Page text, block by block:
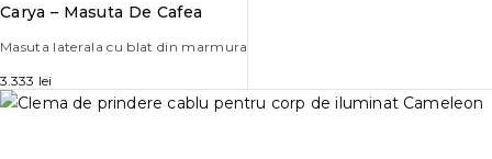
Carya – Masuta De Cafea
Masuta laterala cu blat din marmura
3.333 lei